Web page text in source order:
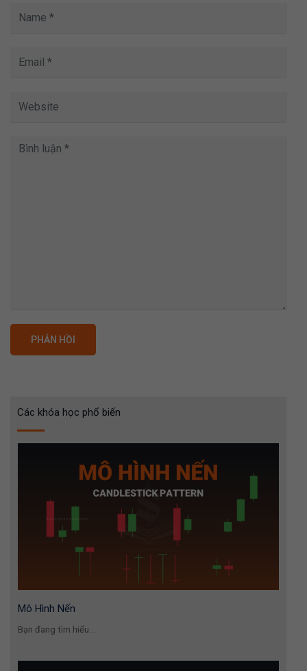
Các khóa học phổ biến
Mô Hình Nến
Bạn đang tìm hiểu...